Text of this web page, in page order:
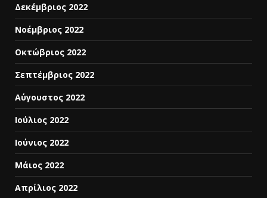
Δεκέμβριος 2022
Νοέμβριος 2022
Οκτώβριος 2022
Σεπτέμβριος 2022
Αύγουστος 2022
Ιούλιος 2022
Ιούνιος 2022
Μάιος 2022
Απρίλιος 2022